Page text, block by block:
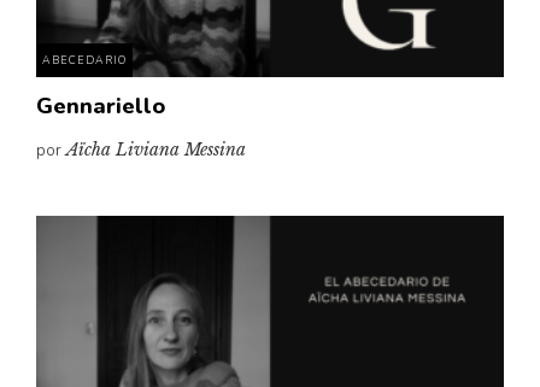
ABECEDARIO
Gennariello
porAïcha Liviana Messina